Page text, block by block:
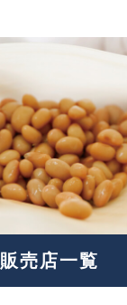
販売店一覧